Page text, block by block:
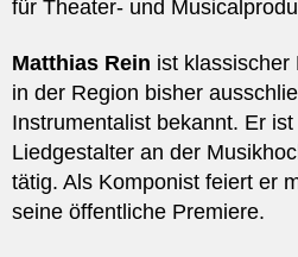
für Theater- und
Matthias Rein ist klassischer
in der Region bisher
Instrumentalist bekannt. Er
Liedgestalter an der
tätig. Als Komponist feiert er
seine öffentliche Premiere.